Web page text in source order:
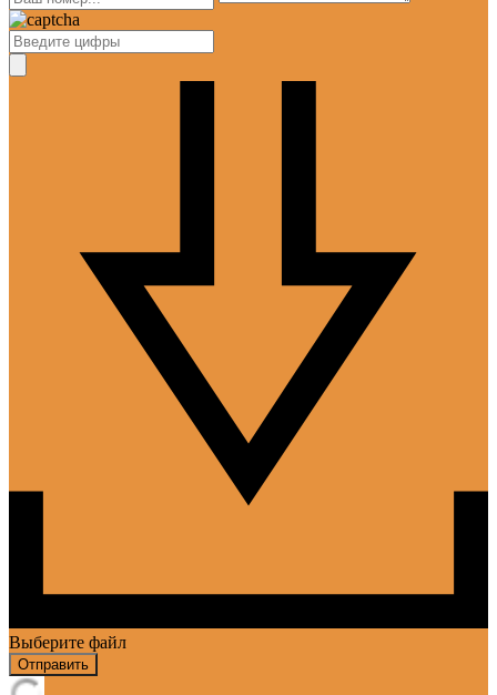
Выберите файл
Отправить